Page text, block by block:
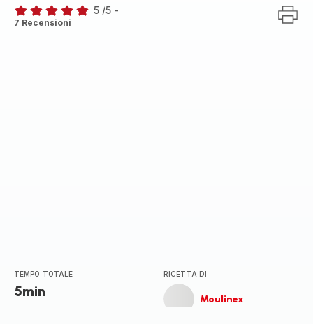
Recensione
5 /5 -
7 Recensioni
TEMPO TOTALE
5min
RICETTA DI
Moulinex